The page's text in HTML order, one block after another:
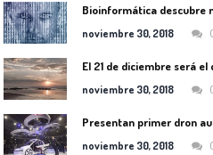
Bioinformática descubre
noviembre 30, 2018
El 21 de diciembre será
noviembre 30, 2018
Presentan primer dron
noviembre 30, 2018